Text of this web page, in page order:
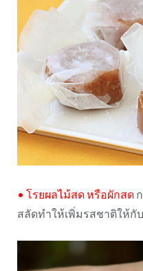
• โรยผลไม้สด หรือผักสด
สลัดทำให้เพิ่มรสชาติให้กั